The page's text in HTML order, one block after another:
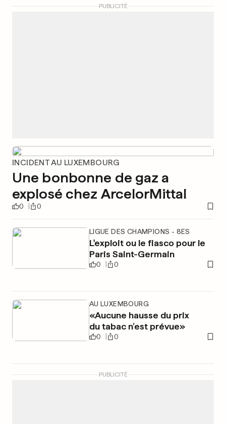
PUBLICITÉ
INCIDENT AU LUXEMBOURG
Une bonbonne de gaz a
explosé chez ArcelorMittal
0 0
LIGUE DES CHAMPIONS - 8ES
L'exploit ou le fiasco pour le
Paris Saint-Germain
0 0
AU LUXEMBOURG
«Aucune hausse du prix
du tabac n’est prévue»
0 0
PUBLICITÉ